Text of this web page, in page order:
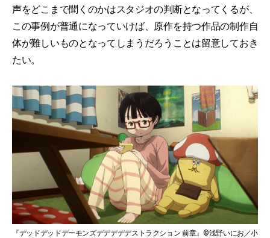
声をどこまで聞くのかはスタジオの判断となってくるが、
この事例が普通になっていけば、原作を持つ作品の制作自
体が難しいものとなってしまうだろうことは留意しておき
たい。
『デッドデッドデーモンズデデデデデストラクション 前章』©浅野いにお／小